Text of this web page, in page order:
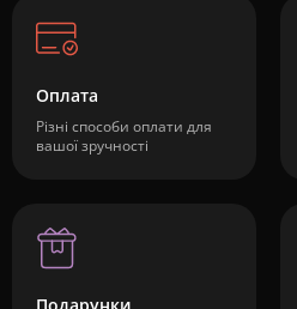
Оплата
Різні способи оплати для
вашої зручності